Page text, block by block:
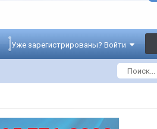
Уже зарегистрированы? Войти